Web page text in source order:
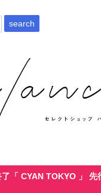
search
「 CYAN TOKYO 」 先